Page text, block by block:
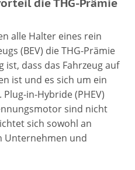
alle Halter eines rein
(BEV) die THG-Prämie
ist, dass das Fahrzeug auf
ist und es sich um ein
in-Hybride (PHEV)
sind nicht
sich sowohl an
Unternehmen und